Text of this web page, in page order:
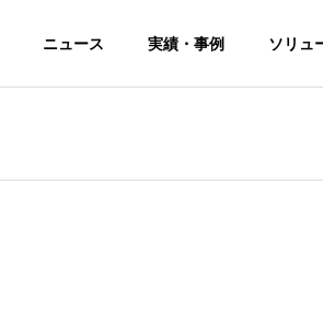
ニュース 実績・事例 ソリュ